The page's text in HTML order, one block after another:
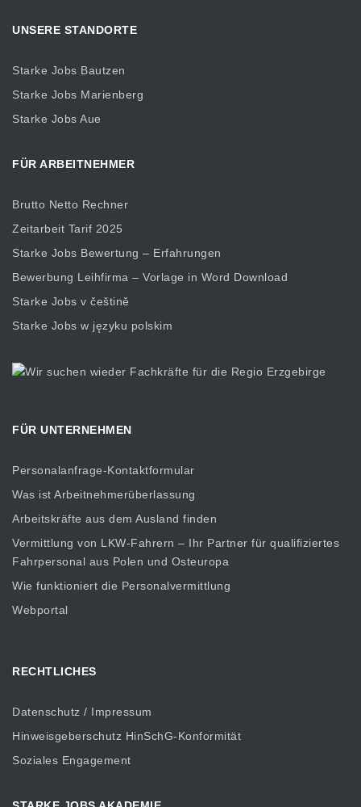
UNSERE STANDORTE
Starke Jobs Bautzen
Starke Jobs Marienberg
Starke Jobs Aue
FÜR ARBEITNEHMER
Brutto Netto Rechner
Zeitarbeit Tarif 2025
Starke Jobs Bewertung – Erfahrungen
Bewerbung Leihfirma – Vorlage in Word Download
Starke Jobs v češtině
Starke Jobs w języku polskim
FÜR UNTERNEHMEN
Personalanfrage-Kontaktformular
Was ist Arbeitnehmerüberlassung
Arbeitskräfte aus dem Ausland finden
Vermittlung von LKW-Fahrern – Ihr Partner für qualifiziertes
Fahrpersonal aus Polen und Osteuropa
Wie funktioniert die Personalvermittlung
Webportal
RECHTLICHES
Datenschutz / Impressum
Hinweisgeberschutz HinSchG-Konformität
Soziales Engagement